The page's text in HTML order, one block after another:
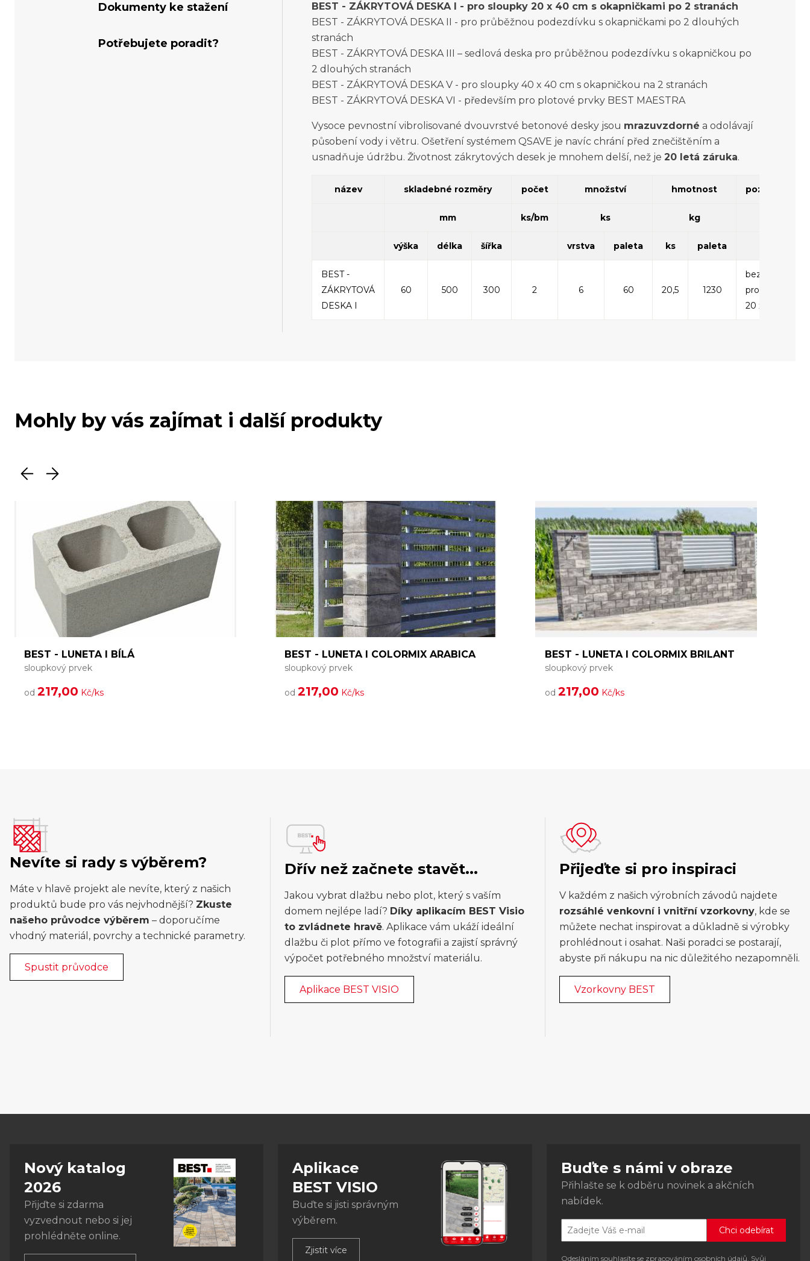
Dokumenty ke stažení
Potřebujete poradit?
BEST - ZÁKRYTOVÁ DESKA I - pro sloupky 20 x 40 cm s okapničkami po 2 stranách
BEST - ZÁKRYTOVÁ DESKA II - pro průběžnou podezdívku s okapničkami po 2 dlouhých
stranách
BEST - ZÁKRYTOVÁ DESKA III – sedlová deska pro průběžnou podezdívku s okapničkou po
2 dlouhých stranách
BEST - ZÁKRYTOVÁ DESKA V - pro sloupky 40 x 40 cm s okapničkou na 2 stranách
BEST - ZÁKRYTOVÁ DESKA VI - především pro plotové prvky BEST MAESTRA
Vysoce pevnostní vibrolisované dvouvrstvé betonové desky jsou mrazuvzdorné a odolávají
působení vody i větru. Ošetření systémem QSAVE je navíc chrání před znečištěním a
usnadňuje údržbu. Životnost zákrytových desek je mnohem delší, než je 20 letá záruka.
název skladebné rozměry počet množství hmotnost poznámka
mm ks/bm ks kg
výška délka šířka vrstva paleta ks paleta
BEST -
ZÁKRYTOVÁ
DESKA I
60 500 300 2 6 60 20,5 1230
bez štípání,
pro sloupky
20 x 40 cm
Mohly by vás zajímat i další produkty
BEST - LUNETA I BÍLÁ
sloupkový prvek
od 217,00 Kč/ks
BEST - LUNETA I COLORMIX ARABICA
sloupkový prvek
od 217,00 Kč/ks
BEST - LUNETA I COLORMIX BRILANT
sloupkový prvek
od 217,00 Kč/ks
Nevíte si rady s výběrem?
Máte v hlavě projekt ale nevíte, který z našich
produktů bude pro vás nejvhodnější? Zkuste
našeho průvodce výběrem – doporučíme
vhodný materiál, povrchy a technické parametry.
Spustit průvodce
Dřív než začnete stavět...
Jakou vybrat dlažbu nebo plot, který s vaším
domem nejlépe ladí? Díky aplikacím BEST Visio
to zvládnete hravě. Aplikace vám ukáží ideální
dlažbu či plot přímo ve fotografii a zajistí správný
výpočet potřebného množství materiálu.
Aplikace BEST VISIO
Přijeďte si pro inspiraci
V každém z našich výrobních závodů najdete
rozsáhlé venkovní i vnitřní vzorkovny, kde se
můžete nechat inspirovat a důkladně si výrobky
prohlédnout i osahat. Naši poradci se postarají,
abyste při nákupu na nic důležitého nezapomněli.
Vzorkovny BEST
Nový katalog
2026
Přijďte si zdarma
vyzvednout nebo si jej
prohlédněte online.
Aplikace
BEST VISIO
Buďte si jisti správným
výběrem.
Zjistit více
Buďte s námi v obraze
Přihlašte se k odběru novinek a akčních
nabídek.
Odesláním souhlasíte se zpracováním osobních údajů. Svůj